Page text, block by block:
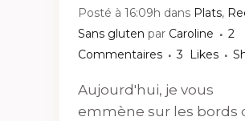
Posté à 16:09h dans Plats,
Sans gluten par Caroline
2
Commentaires
3 Likes
Aujourd'hui, je vous
emmène sur les bords